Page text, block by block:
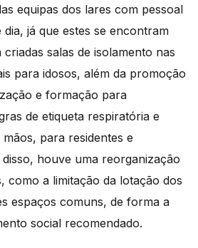
equipas dos lares com pessoal
já que estes se encontram
salas de isolamento nas
para idosos, além da promoção
e formação para
de etiqueta respiratória e
para residentes e
houve uma reorganização
como a limitação da lotação dos
espaços comuns, de forma a
social recomendado.